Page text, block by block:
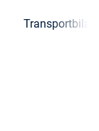
Transportbilar